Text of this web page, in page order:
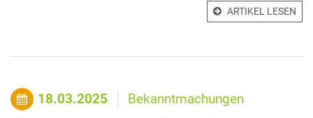
ARTIKEL LESEN
18.03.2025 Bekanntmachungen